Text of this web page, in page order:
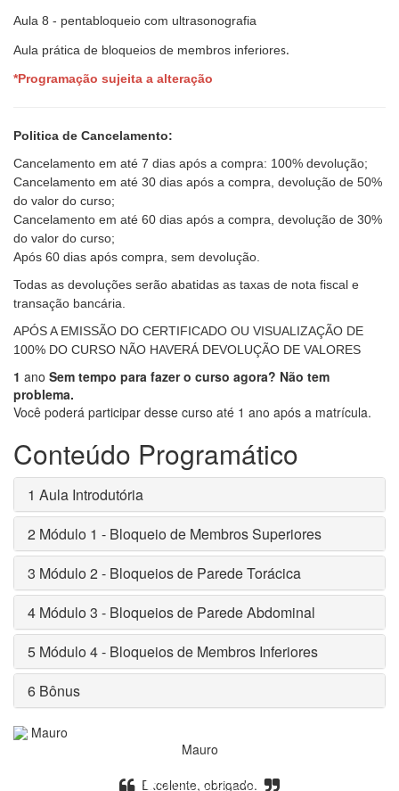
Aula 8 - pentabloqueio com ultrasonografia
Aula prática de bloqueios de membros inferiores.
*Programação sujeita a alteração
Politica de Cancelamento:
Cancelamento em até 7 dias após a compra: 100% devolução;
Cancelamento em até 30 dias após a compra, devolução de 50%
do valor do curso;
Cancelamento em até 60 dias após a compra, devolução de 30%
do valor do curso;
Após 60 dias após compra, sem devolução.
Todas as devoluções serão abatidas as taxas de nota fiscal e
transação bancária.
APÓS A EMISSÃO DO CERTIFICADO OU VISUALIZAÇÃO DE
100% DO CURSO NÃO HAVERÁ DEVOLUÇÃO DE VALORES
1 ano Sem tempo para fazer o curso agora? Não tem
problema.
Você poderá participar desse curso até 1 ano após a matrícula.
Conteúdo Programático
1 Aula Introdutória
2 Módulo 1 - Bloqueio de Membros Superiores
3 Módulo 2 - Bloqueios de Parede Torácica
4 Módulo 3 - Bloqueios de Parede Abdominal
5 Módulo 4 - Bloqueios de Membros Inferiores
6 Bônus
Mauro
Excelente, obrigado.